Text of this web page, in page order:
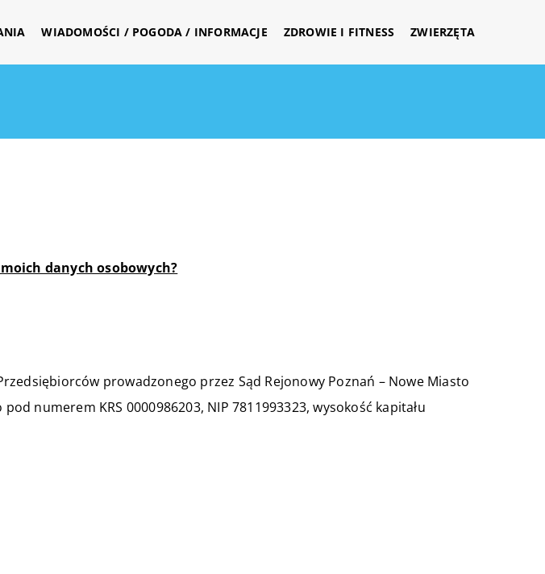
WIADOMOŚCI / POGODA / INFORMACJE ZDROWIE I FITNESS ZWIERZĘTA
danych osobowych?
prowadzonego przez Sąd Rejonowy Poznań – Nowe Miasto
numerem KRS 0000986203, NIP 7811993323, wysokość kapitału